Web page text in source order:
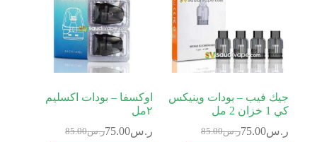
جيك فيب – بودات وينيكس
كي 1 خزان 2 مل
ر.س85.00 ر.س75.00
اوكسفا – بودات اكسليم
٢مل
ر.س85.00 ر.س75.00